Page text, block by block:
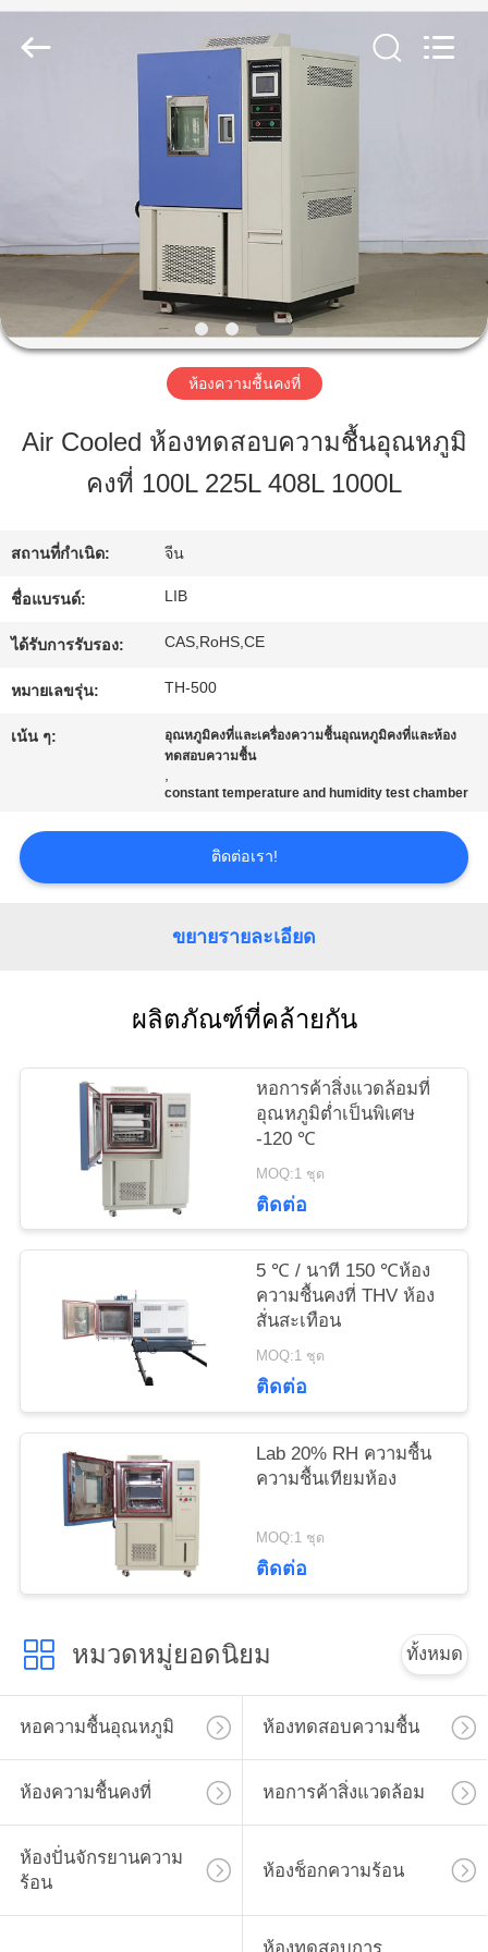
กับ
ควบคุม
คุณภาพ
ติดต่อ
ข่าว
เว็บไซต์
PRIVACY
POLICY
Xi'An
Environmental
Simulation
ห้องความชื้นคงที่
Air Cooled ห้องทดสอบความชื้นอุณหภูมิ
คงที่ 100L 225L 408L 1000L
สถานที่กำเนิด: จีน
ชื่อแบรนด์: LIB
ได้รับการรับรอง: CAS,RoHS,CE
หมายเลขรุ่น: TH-500
เน้น ๆ:
อุณหภูมิคงที่และเครื่องความชื้นอุณหภูมิคงที่และห้อง
ทดสอบความชื้น
,
constant temperature and humidity test chamber
ติดต่อเรา!
ขยายรายละเอียด
ผลิตภัณฑ์ที่คล้ายกัน
หอการค้าสิ่งแวดล้อมที่
อุณหภูมิต่ำเป็นพิเศษ
-120 ℃
MOQ:1 ชุด
ติดต่อ
5 ℃ / นาที 150 ℃ห้อง
ความชื้นคงที่ THV ห้อง
สั่นสะเทือน
MOQ:1 ชุด
ติดต่อ
Lab 20% RH ความชื้น
ความชื้นเทียมห้อง
MOQ:1 ชุด
ติดต่อ
หมวดหมู่ยอดนิยม ทั้งหมด
หอความชื้นอุณหภูมิ ห้องทดสอบความชื้น
ห้องความชื้นคงที่ หอการค้าสิ่งแวดล้อม
ห้องปั่นจักรยานความ
ร้อน
ห้องช็อกความร้อน